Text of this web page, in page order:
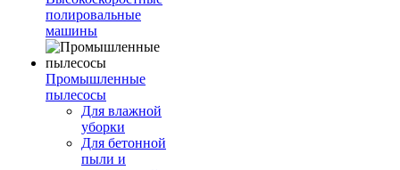
полировальные
машины
Промышленные
пылесосы
Для влажной
уборки
Для бетонной
пыли и